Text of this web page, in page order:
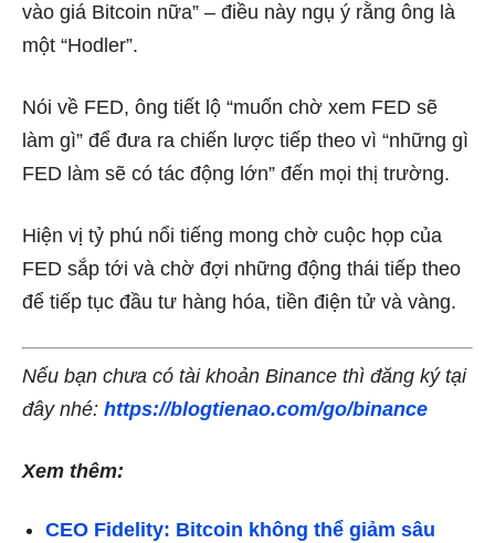
vào giá Bitcoin nữa” – điều này ngụ ý rằng ông là
một “Hodler”.
Nói về FED, ông tiết lộ “muốn chờ xem FED sẽ
làm gì” để đưa ra chiến lược tiếp theo vì “những gì
FED làm sẽ có tác động lớn” đến mọi thị trường.
Hiện vị tỷ phú nổi tiếng mong chờ cuộc họp của
FED sắp tới và chờ đợi những động thái tiếp theo
để tiếp tục đầu tư hàng hóa, tiền điện tử và vàng.
Nếu bạn chưa có tài khoản Binance thì đăng ký tại
đây nhé: https://blogtienao.com/go/binance
Xem thêm:
CEO Fidelity: Bitcoin không thể giảm sâu